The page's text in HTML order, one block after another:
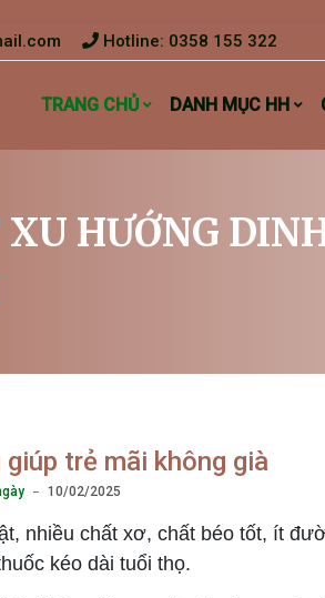
Hotline: 0358 155 322
TRANG CHỦ DANH MỤC HH
HƯỚNG
trẻ mãi không già
10/02/2025
nhiều chất xơ, chất béo tốt, ít
kéo dài tuổi thọ.